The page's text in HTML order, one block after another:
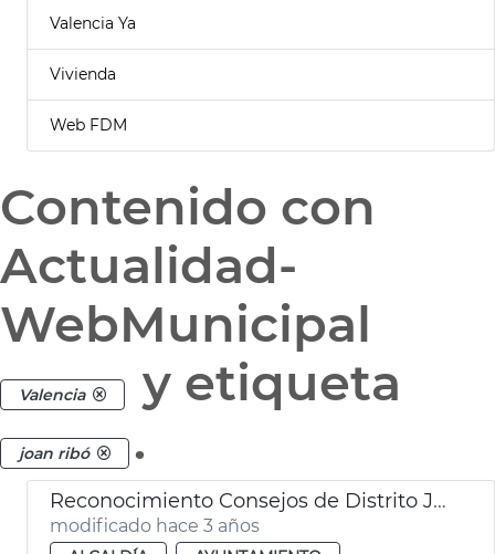
Valencia Ya
Vivienda
Web FDM
Contenido con
Actualidad-
WebMunicipal
Valencia y etiqueta
joan ribó .
Reconocimiento Consejos de Distrito JMD
modificado hace 3 años